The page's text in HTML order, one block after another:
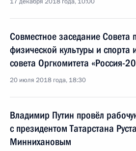
Совместное заседание Совета
физической культуры и спорта
совета Оргкомитета «Россия-
20 июля 2018 года, 18:30
Владимир Путин провёл
с президентом Татарстана
Миннихановым